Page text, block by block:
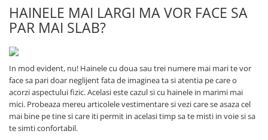
HAINELE MAI LARGI MA VOR FACE SA
PAR MAI SLAB?
In mod evident, nu! Hainele cu doua sau trei numere mai mari te vor
face sa pari doar neglijent fata de imaginea ta si atentia pe care o
acorzi aspectului fizic. Acelasi este cazul si cu hainele in marimi mai
mici. Probeaza mereu articolele vestimentare si vezi care se asaza cel
mai bine pe tine si care iti permit in acelasi timp sa te misti in voie si sa
te simti confortabil.